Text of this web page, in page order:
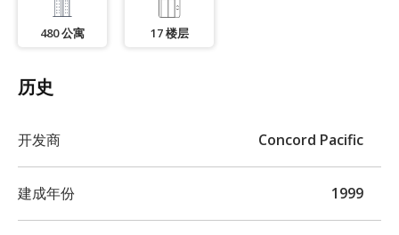
480公寓 17楼层
历史
开发商 Concord Pacific
建成年份 1999